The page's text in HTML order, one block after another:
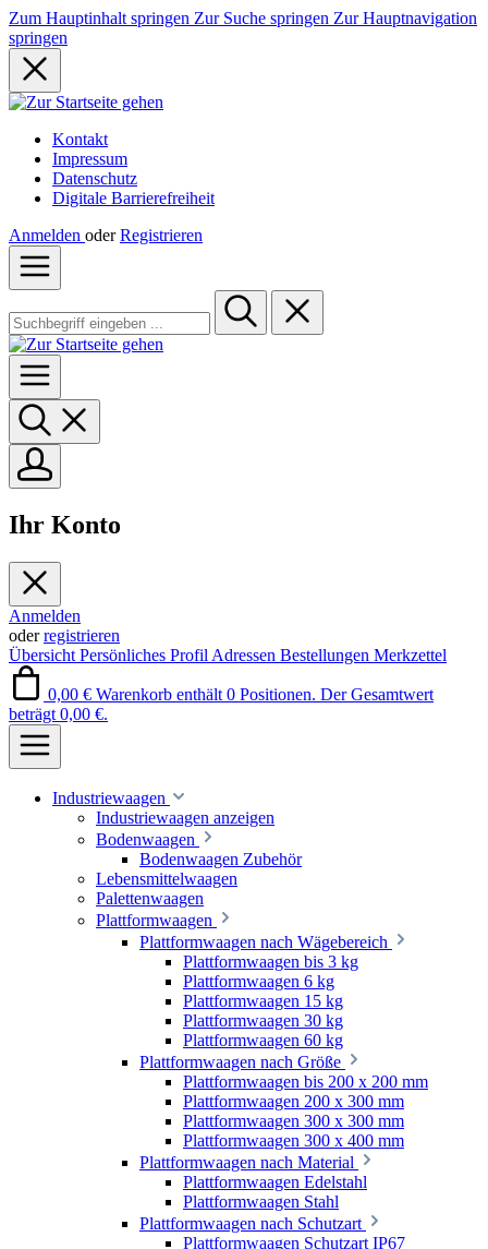
Zum Hauptinhalt springen Zur Suche springen Zur Hauptnavigation
springen
Kontakt
Impressum
Datenschutz
Digitale Barrierefreiheit
Anmelden oder Registrieren
Ihr Konto
Anmelden
oderregistrieren
Übersicht Persönliches Profil Adressen Bestellungen Merkzettel
0,00 € Warenkorb enthält 0 Positionen. Der Gesamtwert
beträgt 0,00 €.
Industriewaagen
Industriewaagen anzeigen
Bodenwaagen
Bodenwaagen Zubehör
Lebensmittelwaagen
Palettenwaagen
Plattformwaagen
Plattformwaagen nach Wägebereich
Plattformwaagen bis 3 kg
Plattformwaagen 6 kg
Plattformwaagen 15 kg
Plattformwaagen 30 kg
Plattformwaagen 60 kg
Plattformwaagen nach Größe
Plattformwaagen bis 200 x 200 mm
Plattformwaagen 200 x 300 mm
Plattformwaagen 300 x 300 mm
Plattformwaagen 300 x 400 mm
Plattformwaagen nach Material
Plattformwaagen Edelstahl
Plattformwaagen Stahl
Plattformwaagen nach Schutzart
Plattformwaagen Schutzart IP67